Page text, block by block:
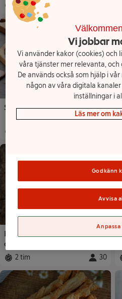
Total tid
15 min
Snabb aioli
Total tid
Paj i långpanna med tre
ostar
Total tid:
2 tim Portioner
30
Vi jobbar
Vi använder kakor (cookies) och
våra tjänster mer relevanta,
De används också som hjälp i
någon av våra digitala
inställningar i
Läs mer om
Godkänn
Avvisa
Anpassa